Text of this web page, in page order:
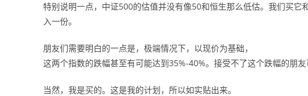
特别说明一点，中证500的估值并没有像50和恒生那么低估。我们买
入一份。
朋友们需要明白的一点是，极端情况下，以现价为基础，
这两个指数的跌幅甚至有可能达到35%-40%。接受不了这个跌幅的朋友
当然，我是买的。这是我的计划，所以如实贴出来。